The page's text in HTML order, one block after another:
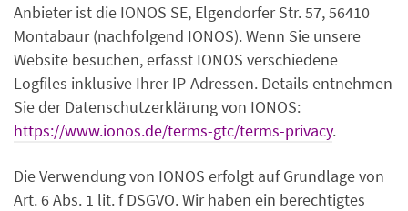
Anbieter ist die IONOS SE, Elgendorfer Str. 57, 56410
Montabaur (nachfolgend IONOS). Wenn Sie unsere
Website besuchen, erfasst IONOS verschiedene
Logfiles inklusive Ihrer IP-Adressen. Details entnehmen
Sie der Datenschutzerklärung von IONOS:
https://www.ionos.de/terms-gtc/terms-privacy.
Die Verwendung von IONOS erfolgt auf Grundlage von
Art. 6 Abs. 1 lit. f DSGVO. Wir haben ein berechtigtes